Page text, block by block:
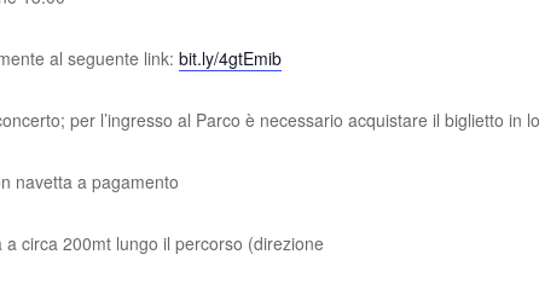
al seguente link:bit.ly/4gtEmib
per l’ingresso al Parco è necessarioacquistare il biglietto in
navetta a pagamento
circa 200mt lungo il percorso (direzione